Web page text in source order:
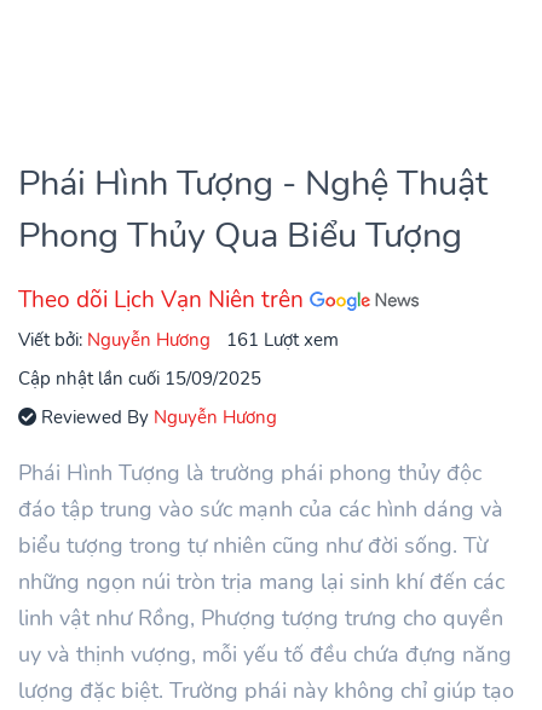
Phái Hình Tượng - Nghệ Thuật
Phong Thủy Qua Biểu Tượng
Theo dõi Lịch Vạn Niên trên
Viết bởi: Nguyễn Hương
161 Lượt xem
Cập nhật lần cuối 15/09/2025
Reviewed By Nguyễn Hương
Phái Hình Tượng là trường phái phong thủy độc
đáo tập trung vào sức mạnh của các hình dáng và
biểu tượng trong tự nhiên cũng như đời sống. Từ
những ngọn núi tròn trịa mang lại sinh khí đến các
linh vật như Rồng, Phượng tượng trưng cho quyền
uy và thịnh vượng, mỗi yếu tố đều chứa đựng năng
lượng đặc biệt. Trường phái này không chỉ giúp tạo